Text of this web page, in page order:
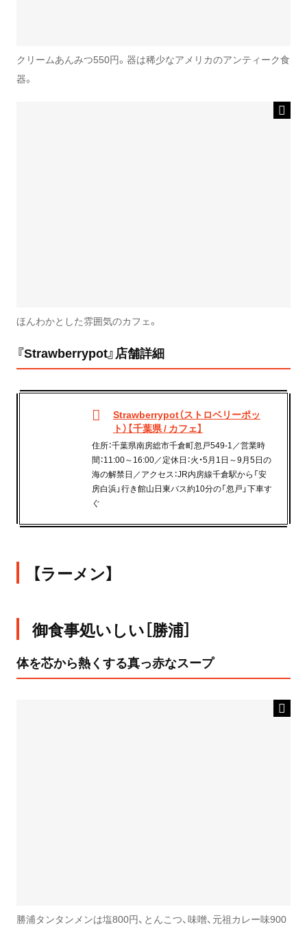
クリームあんみつ550円。器は稀少なアメリカのアンティーク食
器。
ほんわかとした雰囲気のカフェ。
『Strawberrypot』店舗詳細
Strawberrypot（ストロベリーポッ
ト）【千葉県 / カフェ】
住所：千葉県南房総市千倉町忽戸549-1／営業時
間：11:00～16:00／定休日：火・5月1日～9月5日の
海の解禁日／アクセス：JR内房線千倉駅から「安
房白浜」行き館山日東バス約10分の「忽戸」下車す
ぐ
【ラーメン】
御食事処いしい［勝浦］
体を芯から熱くする真っ赤なスープ
勝浦タンタンメンは塩800円、とんこつ、味噌、元祖カレー味900